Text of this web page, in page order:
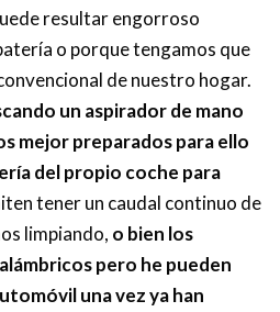
resultar engorroso
o porque tengamos que
de nuestro hogar.
un aspirador de mano
mejor preparados para ello
del propio coche para
tener un caudal continuo de
limpiando, o bien los
pero he pueden
una vez ya han